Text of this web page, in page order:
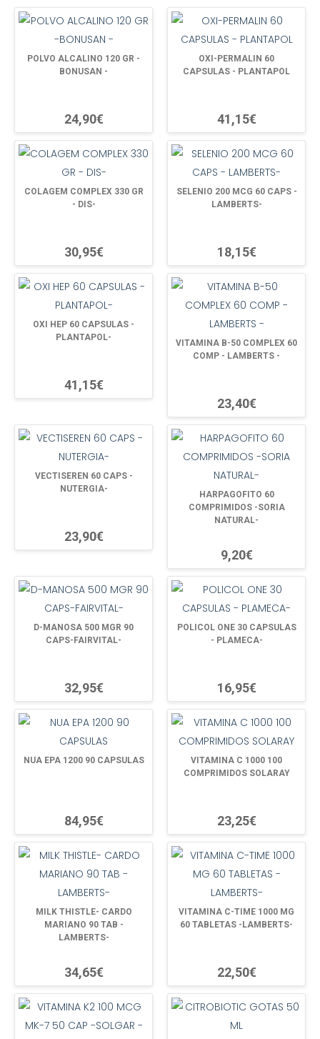
POLVO ALCALINO 120 GR -
BONUSAN -
24,90€
OXI-PERMALIN 60
CAPSULAS - PLANTAPOL
41,15€
COLAGEM COMPLEX 330 GR
- DIS-
30,95€
SELENIO 200 MCG 60 CAPS -
LAMBERTS-
18,15€
OXI HEP 60 CAPSULAS -
PLANTAPOL-
41,15€
VITAMINA B-50 COMPLEX 60
COMP - LAMBERTS -
23,40€
VECTISEREN 60 CAPS -
NUTERGIA-
23,90€
HARPAGOFITO 60
COMPRIMIDOS -SORIA
NATURAL-
9,20€
D-MANOSA 500 MGR 90
CAPS-FAIRVITAL-
32,95€
POLICOL ONE 30 CAPSULAS
- PLAMECA-
16,95€
NUA EPA 1200 90 CAPSULAS
84,95€
VITAMINA C 1000 100
COMPRIMIDOS SOLARAY
23,25€
MILK THISTLE- CARDO
MARIANO 90 TAB -
LAMBERTS-
34,65€
VITAMINA C-TIME 1000 MG
60 TABLETAS -LAMBERTS-
22,50€